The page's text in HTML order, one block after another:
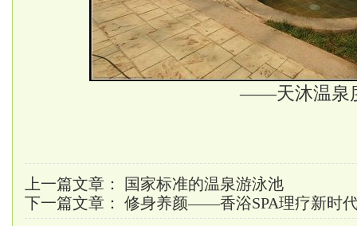
——天沐温泉
上一篇文章：
国家标准的温泉游泳池
下一篇文章： 修身养颜——香浴SPA理疗新时